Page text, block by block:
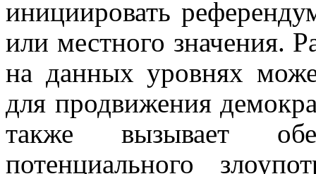
инициировать
или местного значения.
на данных уровнях
для продвижения
также вызывает
потенциального